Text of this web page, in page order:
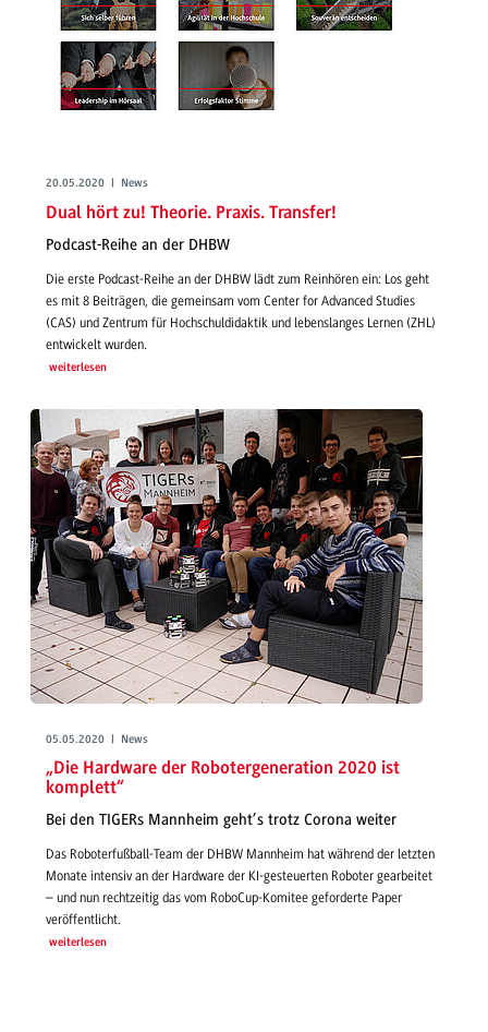
20.05.2020 | News
Dual hört zu! Theorie. Praxis. Transfer!
Podcast-Reihe an der DHBW
Die erste Podcast-Reihe an der DHBW lädt zum Reinhören ein: Los geht
es mit 8 Beiträgen, die gemeinsam vom Center for Advanced Studies
(CAS) und Zentrum für Hochschuldidaktik und lebenslanges Lernen (ZHL)
entwickelt wurden.
weiterlesen
05.05.2020 | News
„Die Hardware der Robotergeneration 2020 ist
komplett“
Bei den TIGERs Mannheim geht’s trotz Corona weiter
Das Roboterfußball-Team der DHBW Mannheim hat während der letzten
Monate intensiv an der Hardware der KI-gesteuerten Roboter gearbeitet
– und nun rechtzeitig das vom RoboCup-Komitee geforderte Paper
veröffentlicht.
weiterlesen